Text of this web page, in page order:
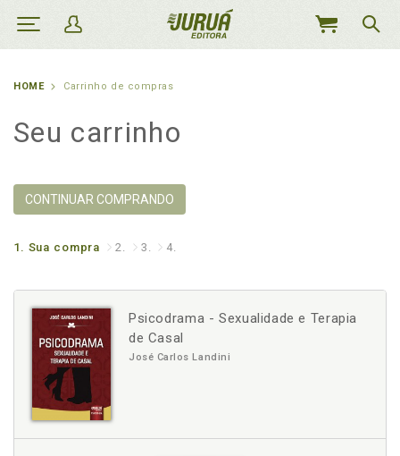
MEU
HOME Carrinho de compras
Seu carrinho
CONTINUAR COMPRANDO
1. Sua compra 2. 3. 4.
Psicodrama - Sexualidade e Terapia
de Casal
José Carlos Landini